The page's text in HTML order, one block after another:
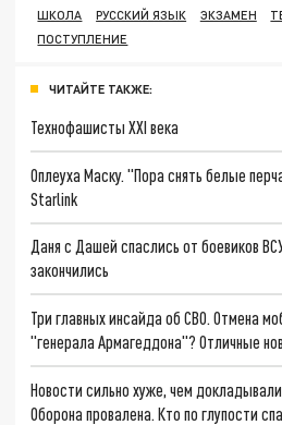
ШКОЛА
РУССКИЙ ЯЗЫК ЭКЗАМЕН
ПОСТУПЛЕНИЕ
ЧИТАЙТЕ ТАКЖЕ:
Технофашисты XXI века
Оплеуха Маску. "Пора снять белые
Starlink
Даня с Дашей спаслись от боевиков
закончились
Три главных инсайда об СВО. Отмена
"генерала Армагеддона"? Отличные
Новости сильно хуже, чем
Оборона провалена. Кто по глупости